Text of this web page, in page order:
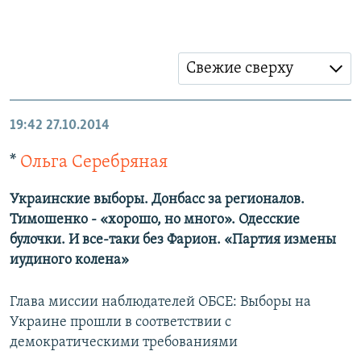
Свежие сверху
19:42 27.10.2014
* Ольга Серебряная
Украинские выборы. Донбасс за регионалов.
Тимошенко - «хорошо, но много». Одесские
булочки. И все-таки без Фарион. «Партия измены
иудиного колена»
Глава миссии наблюдателей ОБСЕ: Выборы на
Украине прошли в соответствии с
демократическими требованиями